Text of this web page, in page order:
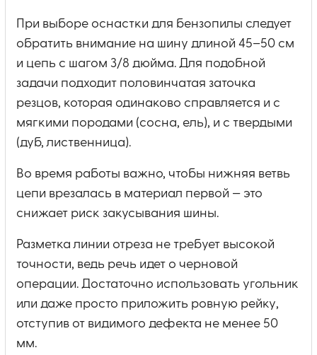
При выборе оснастки для бензопилы следует
обратить внимание на шину длиной 45–50 см
и цепь с шагом 3/8 дюйма. Для подобной
задачи подходит половинчатая заточка
резцов, которая одинаково справляется и с
мягкими породами (сосна, ель), и с твердыми
(дуб, лиственница).
Во время работы важно, чтобы нижняя ветвь
цепи врезалась в материал первой — это
снижает риск закусывания шины.
Разметка линии отреза не требует высокой
точности, ведь речь идет о черновой
операции. Достаточно использовать угольник
или даже просто приложить ровную рейку,
отступив от видимого дефекта не менее 50
мм.